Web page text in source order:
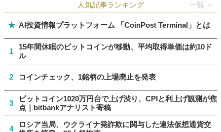
人気記事ランキング 一覧 ＞
★ AI投資情報プラットフォーム 「CoinPost Terminal」とは
1
15年間休眠のビットコインが移動、平均取得単価は約10ド
ル
2 コインチェック、1銘柄の上場廃止を発表
3
ビットコイン1020万円台で上げ渋り、CPIと利上げ観測が焦
点｜bitbankアナリスト寄稿
4
ロシア当局、ウクライナ発詐欺に関与した違法仮想通貨交